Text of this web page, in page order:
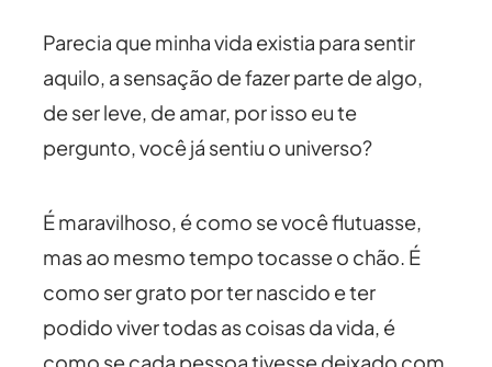
Parecia que minha vida existia para sentir
aquilo, a sensação de fazer parte de algo,
de ser leve, de amar, por isso eu te
pergunto, você já sentiu o universo?
É maravilhoso, é como se você flutuasse,
mas ao mesmo tempo tocasse o chão. É
como ser grato por ter nascido e ter
podido viver todas as coisas da vida, é